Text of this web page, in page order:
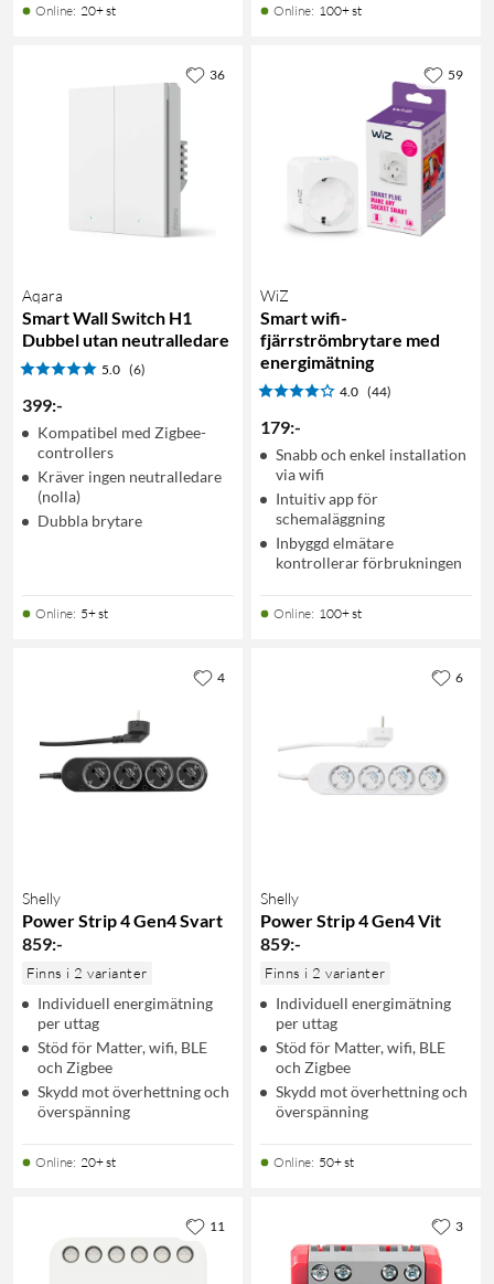
Online: 20+ st Online: 100+ st
Aqara
Smart Wall Switch H1
Dubbel utan neutralledare
5.0 (6)
399:-
Kompatibel med Zigbee-
controllers
Kräver ingen neutralledare
(nolla)
Dubbla brytare
Online: 5+ st
36
WiZ
Smart wifi-
fjärrströmbrytare med
energimätning
4.0 (44)
179:-
Snabb och enkel installation
via wifi
Intuitiv app för
schemaläggning
Inbyggd elmätare
kontrollerar förbrukningen
Online: 100+ st
59
Shelly
Power Strip 4 Gen4 Svart
859:-
Finns i 2 varianter
Individuell energimätning
per uttag
Stöd för Matter, wifi, BLE
och Zigbee
Skydd mot överhettning och
överspänning
Online: 20+ st
4
Shelly
Power Strip 4 Gen4 Vit
859:-
Finns i 2 varianter
Individuell energimätning
per uttag
Stöd för Matter, wifi, BLE
och Zigbee
Skydd mot överhettning och
överspänning
Online: 50+ st
6
11 3